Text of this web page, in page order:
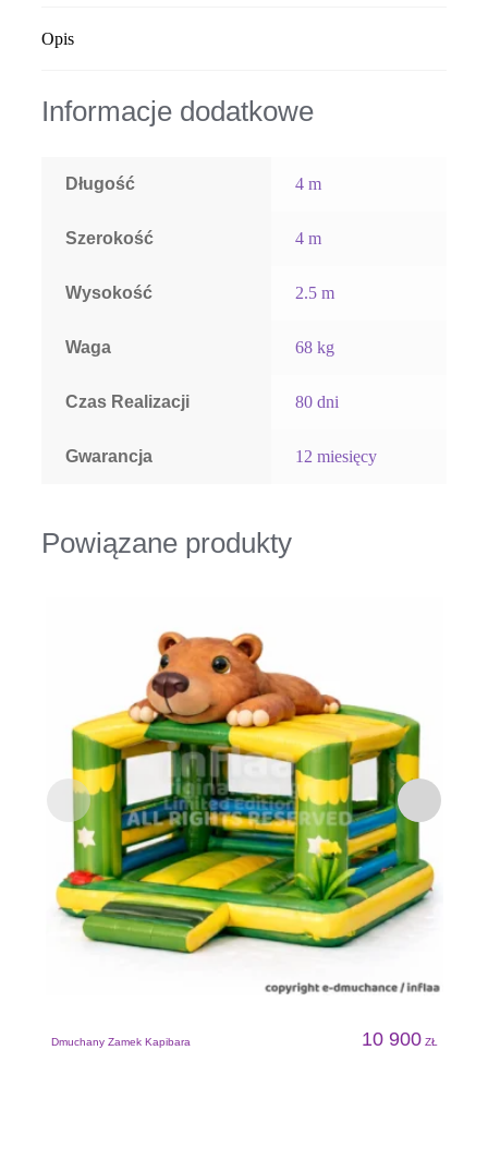
Opis
Informacje dodatkowe
Długość 4 m
Szerokość 4 m
Wysokość 2.5 m
Waga 68 kg
Czas Realizacji 80 dni
Gwarancja 12 miesięcy
Powiązane produkty
Dmuchany Zamek Kapibara 10 900ZŁ